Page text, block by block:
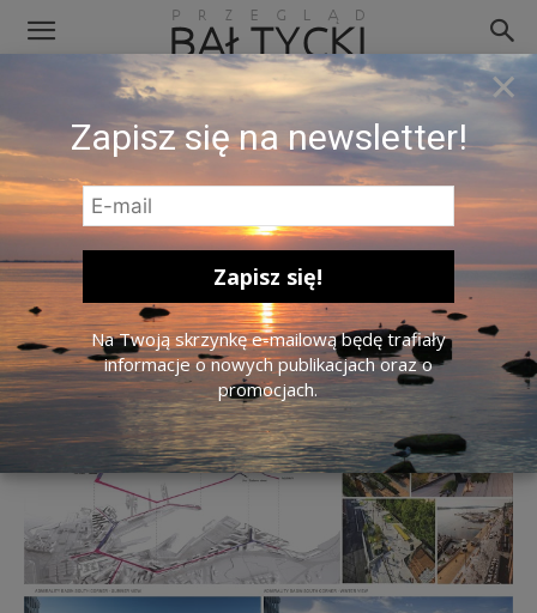
zaha-hadid-tallinn-5
×
Zapisz się na newsletter!
Na Twoją skrzynkę e-mailową będę trafiały
informacje o nowych publikacjach oraz o
promocjach.